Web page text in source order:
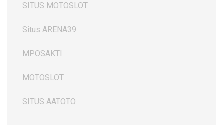
SITUS MOTOSLOT
Situs ARENA39
MPOSAKTI
MOTOSLOT
SITUS AATOTO